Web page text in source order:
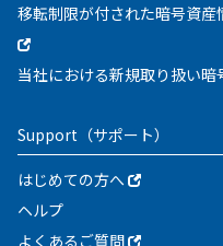
移転制限が付された暗号資産
当社における新規取り扱い暗
Support （サポート）
はじめての方へ
ヘルプ
よくあるご質問